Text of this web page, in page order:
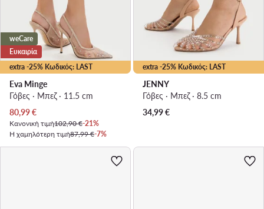
extra -25% Κωδικός: LAST
weCare
Ευκαιρία
Eva Minge
Γόβες · Μπεζ · 11.5 cm
Τρέχουσα τιμή
80,99€
Κανονική τιμή102,90 €-21%
Η χαμηλότερη τιμή87,99 €-7%
extra -25% Κωδικός: LAST
JENNY
Γόβες · Μπεζ · 8.5 cm
34,99€